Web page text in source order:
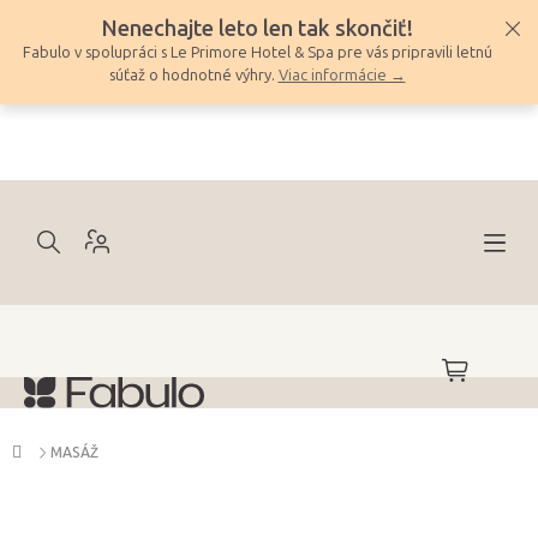
obsah
Nenechajte leto len tak skončiť!
Fabulo v spolupráci s Le Primore Hotel & Spa pre vás pripravili letnú
súťaž o hodnotné výhry. Viac informácie →
NÁKUPNÝ
KOŠÍK
Domov
MASÁŽ